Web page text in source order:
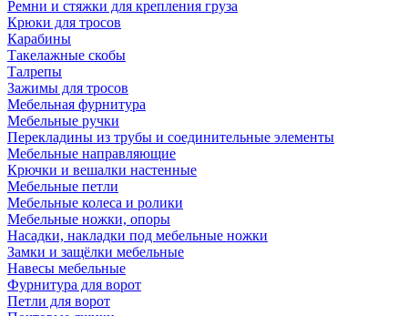
Ремни и стяжки для крепления груза
Крюки для тросов
Карабины
Такелажные скобы
Талрепы
Зажимы для тросов
Мебельная фурнитура
Мебельные ручки
Перекладины из трубы и соединительные элементы
Мебельные направляющие
Крючки и вешалки настенные
Мебельные петли
Мебельные колеса и ролики
Мебельные ножки, опоры
Насадки, накладки под мебельные ножки
Замки и защёлки мебельные
Навесы мебельные
Фурнитура для ворот
Петли для ворот